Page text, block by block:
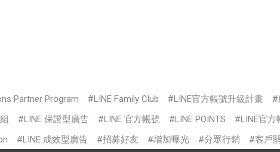
Partner Program LINE Family Club LINE官方帳號升級計畫
LINE 保證型廣告 LINE 官方帳號 LINE POINTS LINE官
LINE 成效型廣告 招募好友 增加曝光 分眾行銷 客戶